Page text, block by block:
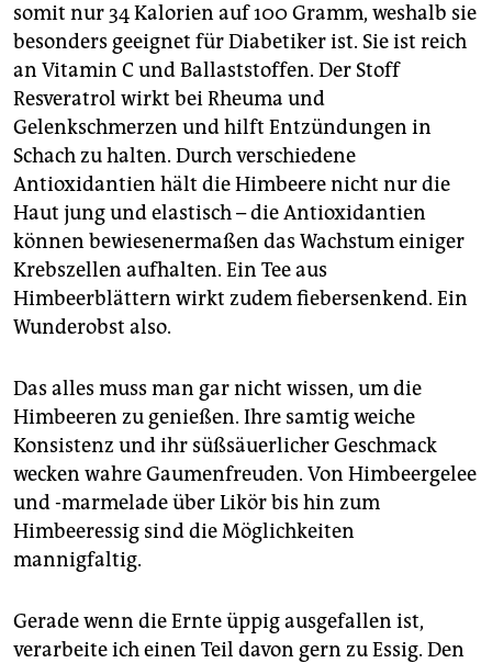
somit nur 34 Kalorien auf 100 Gramm, weshalb sie
besonders geeignet für Diabetiker ist. Sie ist reich
an Vitamin C und Ballaststoffen. Der Stoff
Resveratrol wirkt bei Rheuma und
Gelenkschmerzen und hilft Entzündungen in
Schach zu halten. Durch verschiedene
Antioxidantien hält die Himbeere nicht nur die
Haut jung und elastisch – die Antioxidantien
können bewiesenermaßen das Wachstum einiger
Krebszellen aufhalten. Ein Tee aus
Himbeerblättern wirkt zudem fiebersenkend. Ein
Wunderobst also.
Das alles muss man gar nicht wissen, um die
Himbeeren zu genießen. Ihre samtig weiche
Konsistenz und ihr süßsäuerlicher Geschmack
wecken wahre Gaumenfreuden. Von Himbeergelee
und -marmelade über Likör bis hin zum
Himbeeressig sind die Möglichkeiten
mannigfaltig.
Gerade wenn die Ernte üppig ausgefallen ist,
verarbeite ich einen Teil davon gern zu Essig. Den